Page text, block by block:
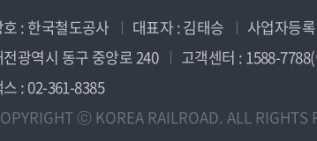
호 : 한국철도공사 대표자 : 김태승 사업자등
전광역시 동구 중앙로 240
고객센터 : 1588-
스 : 02-361-8385
ⓒ KOREA RAILROAD. ALL RIGHTS